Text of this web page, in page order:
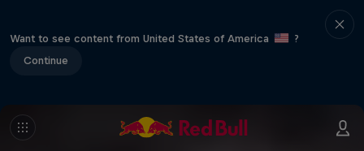
Want to see content from United States of America
?
Continue